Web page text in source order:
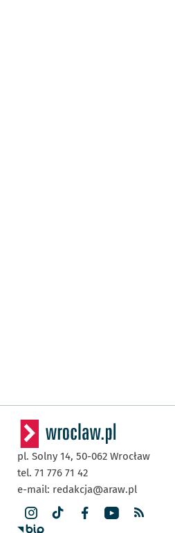
pl. Solny 14, 50-062 Wrocław
tel. 71 776 71 42
e-mail: redakcja@araw.pl